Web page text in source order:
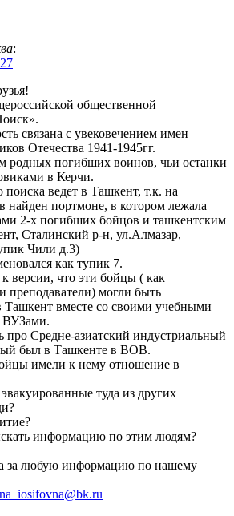
:
общественной
связана с увековечением имен
Отечества 1941-1945гг.
родных погибших воинов, чьи останки
в Керчи.
ведет в Ташкент, т.к. на
найден портмоне, в котором лежала
2-х погибших бойцов и ташкентским
Сталинский р-н, ул.Алмазар,
Чили д.3)
как тупик 7.
версии, что эти бойцы ( как
преподаватели) могли быть
Ташкент вместе со своими учебными
ВУЗами.
про Средне-азиатский индустриальный
был в Ташкенте в ВОВ.
имели к нему отношение в
туда из других
информацию по этим людям?
за любую информацию по нашему